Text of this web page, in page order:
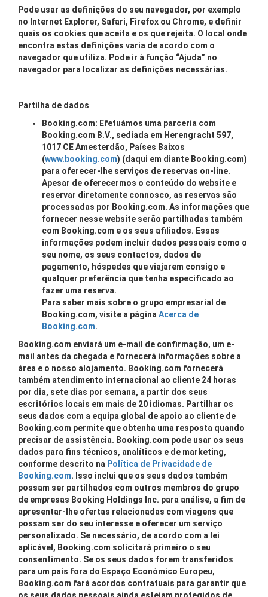
Pode usar as definições do seu navegador, por exemplo
no Internet Explorer, Safari, Firefox ou Chrome, e definir
quais os cookies que aceita e os que rejeita. O local onde
encontra estas definições varia de acordo com o
navegador que utiliza. Pode ir à função “Ajuda” no
navegador para localizar as definições necessárias.
Partilha de dados
Booking.com: Efetuámos uma parceria com
Booking.com B.V., sediada em Herengracht 597,
1017 CE Amesterdão, Países Baixos
(www.booking.com) (daqui em diante Booking.com)
para oferecer-lhe serviços de reservas on-line.
Apesar de oferecermos o conteúdo do website e
reservar diretamente connosco, as reservas são
processadas por Booking.com. As informações que
fornecer nesse website serão partilhadas também
com Booking.com e os seus afiliados. Essas
informações podem incluir dados pessoais como o
seu nome, os seus contactos, dados de
pagamento, hóspedes que viajarem consigo e
qualquer preferência que tenha especificado ao
fazer uma reserva.
Para saber mais sobre o grupo empresarial de
Booking.com, visite a página Acerca de
Booking.com.
Booking.com enviará um e-mail de confirmação, um e-
mail antes da chegada e fornecerá informações sobre a
área e o nosso alojamento. Booking.com fornecerá
também atendimento internacional ao cliente 24 horas
por dia, sete dias por semana, a partir dos seus
escritórios locais em mais de 20 idiomas. Partilhar os
seus dados com a equipa global de apoio ao cliente de
Booking.com permite que obtenha uma resposta quando
precisar de assistência. Booking.com pode usar os seus
dados para fins técnicos, analíticos e de marketing,
conforme descrito na Política de Privacidade de
Booking.com. Isso inclui que os seus dados também
possam ser partilhados com outros membros do grupo
de empresas Booking Holdings Inc. para análise, a fim de
apresentar-lhe ofertas relacionadas com viagens que
possam ser do seu interesse e oferecer um serviço
personalizado. Se necessário, de acordo com a lei
aplicável, Booking.com solicitará primeiro o seu
consentimento. Se os seus dados forem transferidos
para um país fora do Espaço Económico Europeu,
Booking.com fará acordos contratuais para garantir que